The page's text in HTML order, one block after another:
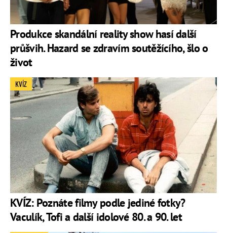
Produkce skandální reality show hasí další
průšvih. Hazard se zdravím soutěžícího, šlo o
život
KVÍZ: Poznáte filmy podle jediné fotky?
Vaculík, Tofi a další idolové 80. a 90. let
KVÍZ